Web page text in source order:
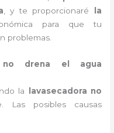
, y te proporcionaré
la
para que tu
problemas.
no drena el agua
la
lavasecadora no
Las posibles causas